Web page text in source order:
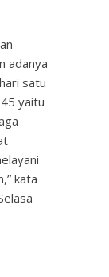
adanya
satu
yaitu
kata